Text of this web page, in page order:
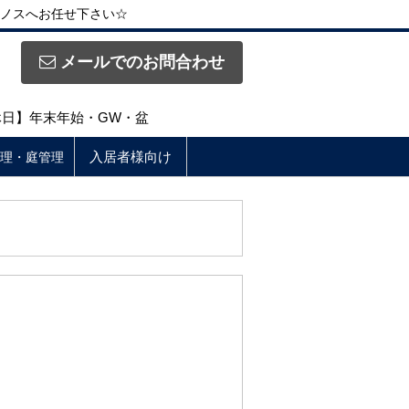
スへお任せ下さい☆
メールでのお問合わせ
】年末年始・GW・盆
・庭管理 入居者様向け